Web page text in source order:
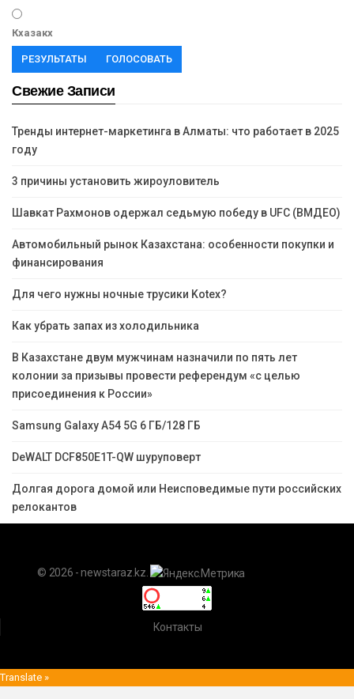
Кхазакх
РЕЗУЛЬТАТЫ ГОЛОСОВАТЬ
Свежие Записи
Тренды интернет-маркетинга в Алматы: что работает в 2025
году
3 причины установить жироуловитель
Шавкат Рахмонов одержал седьмую победу в UFC (ВМДЕО)
Автомобильный рынок Казахстана: особенности покупки и
финансирования
Для чего нужны ночные трусики Kotex?
Как убрать запах из холодильника
В Казахстане двум мужчинам назначили по пять лет
колонии за призывы провести референдум «с целью
присоединения к России»
Samsung Galaxy A54 5G 6 ГБ/128 ГБ
DeWALT DCF850E1T-QW шуруповерт
Долгая дорога домой или Неисповедимые пути российских
релокантов
© 2026 - newstaraz.kz.
Контакты
Translate »